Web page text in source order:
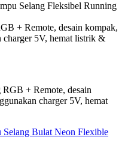
Selang Fleksibel Running
+ Remote, desain kompak,
charger 5V, hemat listrik &
RGB + Remote, desain
charger 5V, hemat
Selang Bulat Neon Flexible